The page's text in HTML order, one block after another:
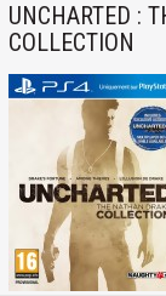
UNCHARTED :
COLLECTION